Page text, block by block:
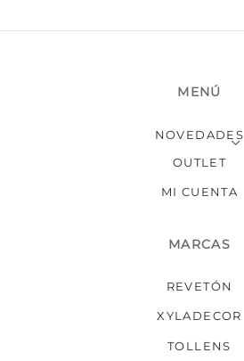
MENÚ
NOVEDADES
OUTLET
MI CUENTA
MARCAS
REVETÓN
XYLADECOR
TOLLENS